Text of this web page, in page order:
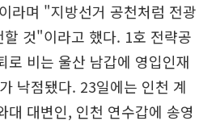
라며 "지방선거 공천처럼 전광
것"이라고 했다. 1호 전략공
로 비는 울산 남갑에 영입인재
낙점됐다. 23일에는 인천 계
대 대변인, 인천 연수갑에 송영